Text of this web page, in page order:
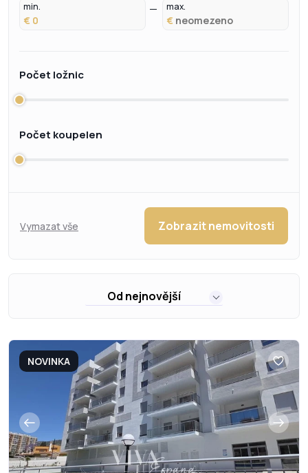
min.
€
max.
€
Počet ložnic
Počet koupelen
Vymazat vše Zobrazit nemovitosti
Od nejnovější
NOVINKA